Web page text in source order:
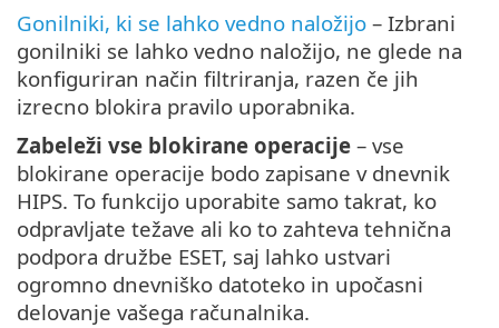
Gonilniki, ki se lahko vedno naložijo – Izbrani
gonilniki se lahko vedno naložijo, ne glede na
konfiguriran način filtriranja, razen če jih
izrecno blokira pravilo uporabnika.
Zabeleži vse blokirane operacije – vse
blokirane operacije bodo zapisane v dnevnik
HIPS. To funkcijo uporabite samo takrat, ko
odpravljate težave ali ko to zahteva tehnična
podpora družbe ESET, saj lahko ustvari
ogromno dnevniško datoteko in upočasni
delovanje vašega računalnika.